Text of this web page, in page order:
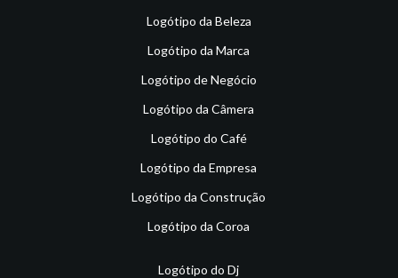
Logótipo da Beleza
Logótipo da Marca
Logótipo de Negócio
Logótipo da Câmera
Logótipo do Café
Logótipo da Empresa
Logótipo da Construção
Logótipo da Coroa
Logótipo do Dj